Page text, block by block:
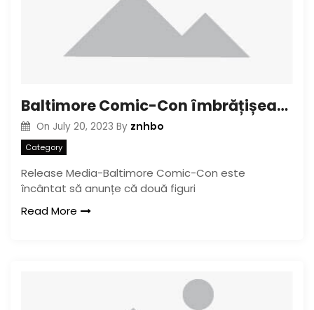
Baltimore Comic-Con îmbrățișează Legends Frank Stack și Denis Kitchen
On July 20, 2023 By znhbo
Category
Release Media-Baltimore Comic-Con este
încântat să anunțe că două figuri
Read More